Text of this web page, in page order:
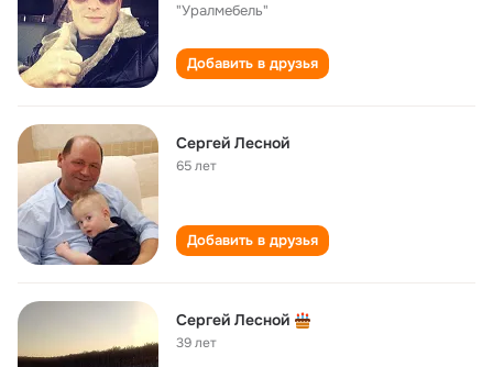
"Уралмебель"
Добавить в друзья
Сергей Лесной
65 лет
Добавить в друзья
Сергей Лесной
39 лет